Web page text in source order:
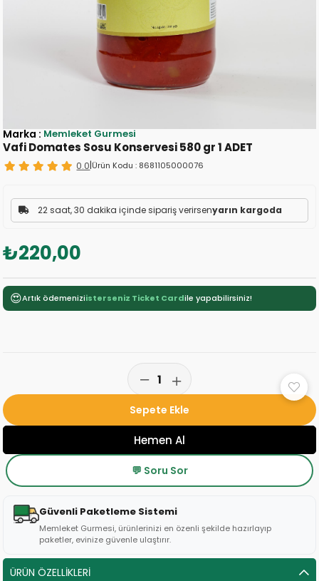
Vafi Domates Sosu Konservesi 580 gr 1 ADET
0.0|Ürün Kodu : 8681105000076
22 saat, 30 dakika içinde sipariş verirsenyarın kargoda
₺220,00
Marka : Memleket Gurmesi
😍Artık ödemeniziisterseniz Ticket Cardile yapabilirsiniz!
💬 Soru Sor
Güvenli Paketleme Sistemi
Memleket Gurmesi, ürünlerinizi en özenli şekilde hazırlayıp
paketler, evinize güvenle ulaştırır.
ÜRÜN ÖZELLIKLERI